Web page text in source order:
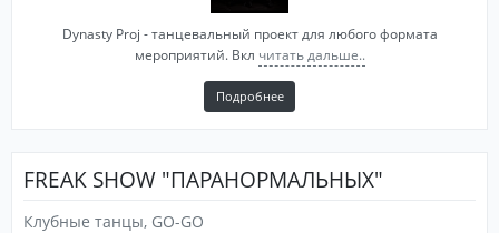
Dynasty Proj - танцевальный проект для любого формата
мероприятий. Вкл читать дальше..
Подробнее
FREAK SHOW "ПАРАНОРМАЛЬНЫХ"
Клубные танцы, GO-GO